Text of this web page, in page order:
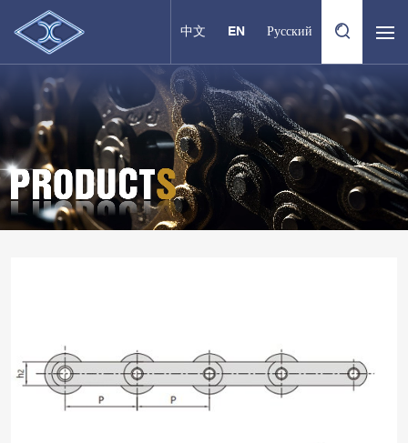
中文 EN Русский